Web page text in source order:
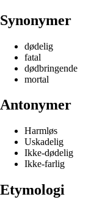
Synonymer
dødelig
fatal
dødbringende
mortal
Antonymer
Harmløs
Uskadelig
Ikke-dødelig
Ikke-farlig
Etymologi